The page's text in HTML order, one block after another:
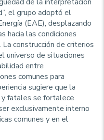
el grupo adoptó el
(EAE), desplazando
hacia las condiciones
construcción de criterios
universo de situaciones
entre
comunes para
sugiere que la
y fatales se fortalece
exclusivamente interno
comunes y en el